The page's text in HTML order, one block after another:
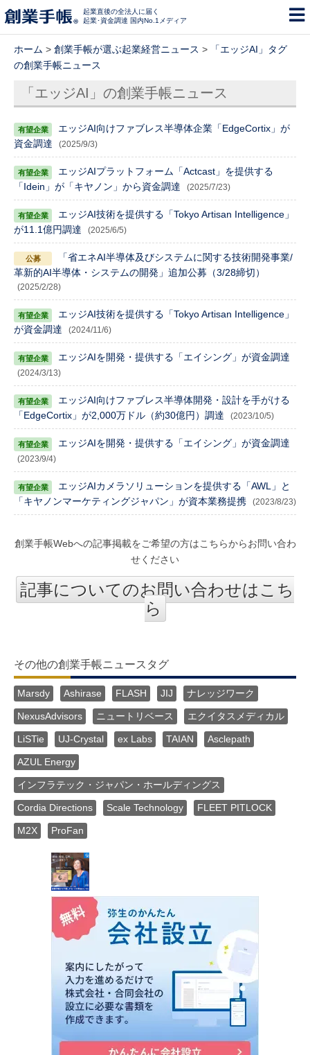
起業直後の全法人に届く
起業･資金調達 国内No.1メディア
ホーム > 創業手帳が選ぶ起業経営ニュース >
「エッジAI」タグ
の創業手帳ニュース
「エッジAI」の創業手帳ニュース
エッジAI向けファブレス半導体企業「EdgeCortix」が
資金調達
(2025/9/3)
エッジAIプラットフォーム「Actcast」を提供する
「Idein」が「キヤノン」から資金調達
(2025/7/23)
エッジAI技術を提供する「Tokyo Artisan Intelligence」
が11.1億円調達
(2025/6/5)
「省エネAI半導体及びシステムに関する技術開発事業/
革新的AI半導体・システムの開発」追加公募（3/28締切）
(2025/2/28)
エッジAI技術を提供する「Tokyo Artisan Intelligence」
が資金調達
(2024/11/6)
エッジAIを開発・提供する「エイシング」が資金調達
(2024/3/13)
エッジAI向けファブレス半導体開発・設計を手がける
「EdgeCortix」が2,000万ドル（約30億円）調達
(2023/10/5)
エッジAIを開発・提供する「エイシング」が資金調達
(2023/9/4)
エッジAIカメラソリューションを提供する「AWL」と
「キヤノンマーケティングジャパン」が資本業務提携
(2023/8/23)
創業手帳Webへの記事掲載をご希望の方はこちらからお問い合わ
せください
記事についてのお問い合わせはこち
ら
その他の創業手帳ニュースタグ
Marsdy Ashirase FLASH JIJ ナレッジワーク
NexusAdvisors ニュートリベース エクイタスメディカル
LiSTie UJ-Crystal ex Labs TAIAN Asclepath
AZUL Energy
インフラテック・ジャパン・ホールディングス
Cordia Directions Scale Technology FLEET PITLOCK
M2X ProFan